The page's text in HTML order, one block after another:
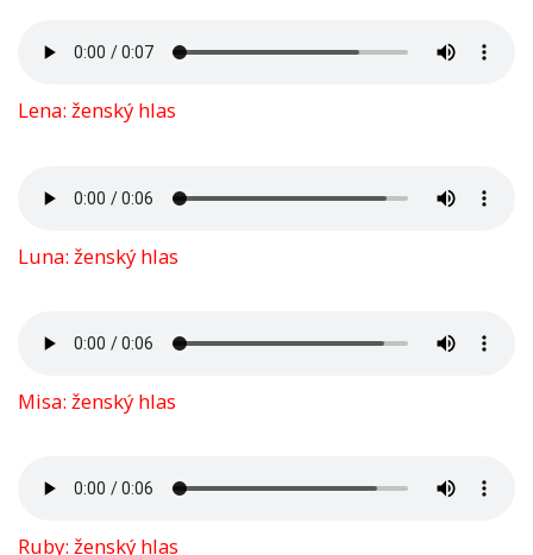
Lena: ženský hlas
Luna: ženský hlas
Misa: ženský hlas
Ruby: ženský hlas